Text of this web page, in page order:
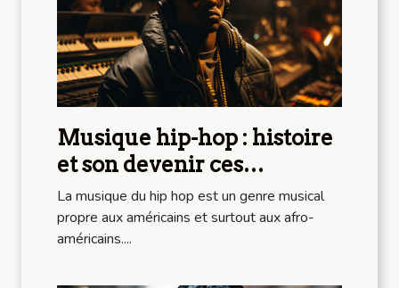
Musique hip-hop : histoire
et son devenir ces
dernières années
La musique du hip hop est un genre musical
propre aux américains et surtout aux afro-
américains....